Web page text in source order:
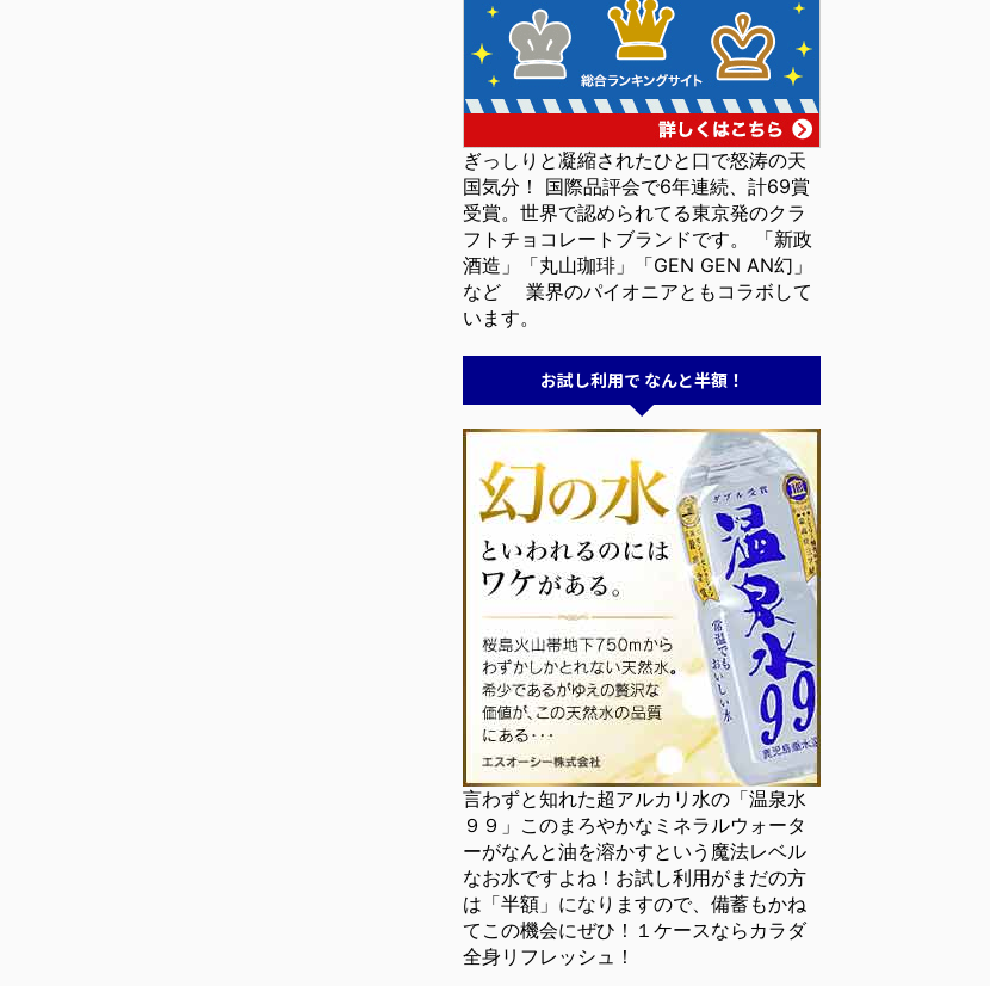
ぎっしりと凝縮されたひと口で怒涛の天
国気分！ 国際品評会で6年連続、計69賞
受賞。世界で認められてる東京発のクラ
フトチョコレートブランドです。 「新政
酒造」「丸山珈琲」「GEN GEN AN幻」
など 業界のパイオニアともコラボして
います。
お試し利用で なんと半額！
言わずと知れた超アルカリ水の「温泉水
９９」このまろやかなミネラルウォータ
ーがなんと油を溶かすという魔法レベル
なお水ですよね！お試し利用がまだの方
は「半額」になりますので、備蓄もかね
てこの機会にぜひ！１ケースならカラダ
全身リフレッシュ！